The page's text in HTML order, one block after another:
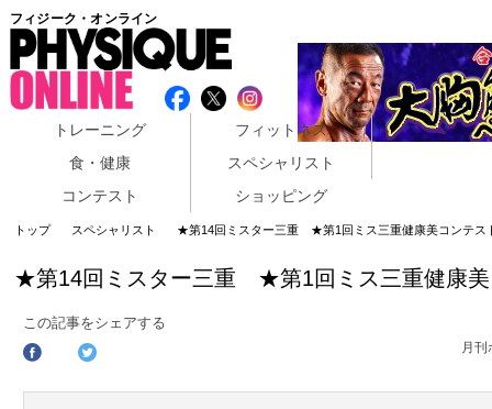
フィジーク・オンライン
トレーニング
フィットネス
食・健康
スペシャリスト
コンテスト
ショッピング
トップ スペシャリスト ★第14回ミスター三重 ★第1回ミス三重健康美コンテス
★第14回ミスター三重 ★第1回ミス三重健康美
この記事をシェアする
月